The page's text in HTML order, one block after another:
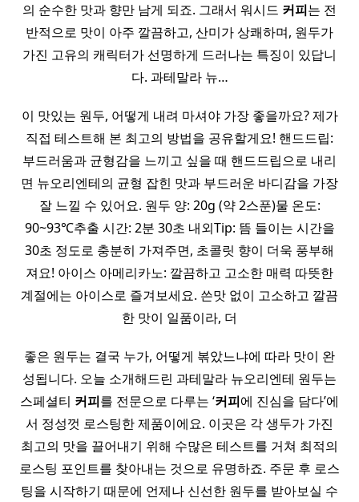
의 순수한 맛과 향만 남게 되죠. 그래서 워시드 커피는 전
반적으로 맛이 아주 깔끔하고, 산미가 상쾌하며, 원두가
가진 고유의 캐릭터가 선명하게 드러나는 특징이 있답니
다. 과테말라 뉴…
이 맛있는 원두, 어떻게 내려 마셔야 가장 좋을까요? 제가
직접 테스트해 본 최고의 방법을 공유할게요! 핸드드립:
부드러움과 균형감을 느끼고 싶을 때 핸드드립으로 내리
면 뉴오리엔테의 균형 잡힌 맛과 부드러운 바디감을 가장
잘 느낄 수 있어요. 원두 양: 20g (약 2스푼)물 온도:
90~93℃추출 시간: 2분 30초 내외Tip: 뜸 들이는 시간을
30초 정도로 충분히 가져주면, 초콜릿 향이 더욱 풍부해
져요! 아이스 아메리카노: 깔끔하고 고소한 매력 따뜻한
계절에는 아이스로 즐겨보세요. 쓴맛 없이 고소하고 깔끔
한 맛이 일품이라, 더
좋은 원두는 결국 누가, 어떻게 볶았느냐에 따라 맛이 완
성됩니다. 오늘 소개해드린 과테말라 뉴오리엔테 원두는
스페셜티 커피를 전문으로 다루는 ‘커피에 진심을 담다’에
서 정성껏 로스팅한 제품이에요. 이곳은 각 생두가 가진
최고의 맛을 끌어내기 위해 수많은 테스트를 거쳐 최적의
로스팅 포인트를 찾아내는 것으로 유명하죠. 주문 후 로스
팅을 시작하기 때문에 언제나 신선한 원두를 받아보실 수